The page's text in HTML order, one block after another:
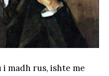
madh rus, ishte me